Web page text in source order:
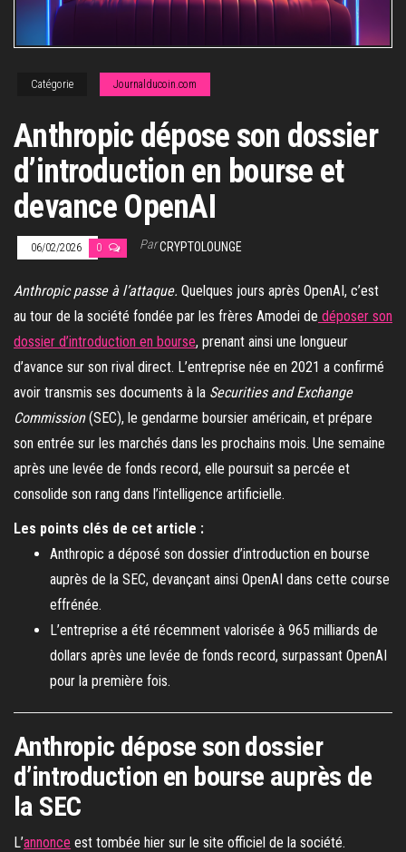
Catégorie Journalducoin.com
Anthropic dépose son dossier
d’introduction en bourse et
devance OpenAI
06/02/2026 0 ParCRYPTOLOUNGE
Anthropic passe à l’attaque. Quelques jours après OpenAI, c’est
au tour de la société fondée par les frères Amodei de déposer son
dossier d’introduction en bourse, prenant ainsi une longueur
d’avance sur son rival direct. L’entreprise née en 2021 a confirmé
avoir transmis ses documents à la Securities and Exchange
Commission(SEC), le gendarme boursier américain, et prépare
son entrée sur les marchés dans les prochains mois. Une semaine
après une levée de fonds record, elle poursuit sa percée et
consolide son rang dans l’intelligence artificielle.
Les points clés de cet article :
Anthropic a déposé son dossier d’introduction en bourse
auprès de la SEC, devançant ainsi OpenAI dans cette course
effrénée.
L’entreprise a été récemment valorisée à 965 milliards de
dollars après une levée de fonds record, surpassant OpenAI
pour la première fois.
Anthropic dépose son dossier
d’introduction en bourse auprès de
la SEC
L’annonce est tombée hier sur le site officiel de la société.